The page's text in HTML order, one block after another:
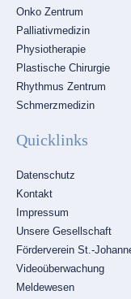
Onko Zentrum
Palliativmedizin
Physiotherapie
Plastische Chirurgie
Rhythmus Zentrum
Schmerzmedizin
Quicklinks
Navigation
überspringen
Datenschutz
Kontakt
Impressum
Unsere Gesellschaft
Förderverein St.-
Videoüberwachung
Meldewesen